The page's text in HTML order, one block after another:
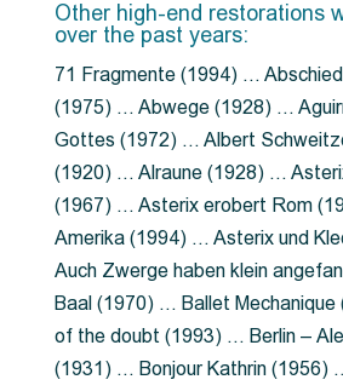
Other high-end restorations
over the past years:
71 Fragmente (1994) …
(1975) … Abwege (1928) …
Gottes (1972) … Albert
(1920) … Alraune (1928) …
(1967) … Asterix erobert Rom
Amerika (1994) … Asterix und
Auch Zwerge haben klein
Baal (1970) … Ballet
of the doubt (1993) … Berlin –
(1931) … Bonjour Kathrin (1956)